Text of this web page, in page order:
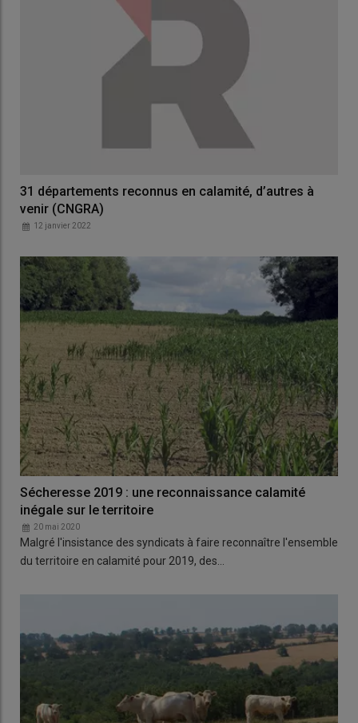
31 départements reconnus en calamité, d’autres à
venir (CNGRA)
12 janvier 2022
Sécheresse 2019 : une reconnaissance calamité
inégale sur le territoire
20 mai 2020
Malgré l'insistance des syndicats à faire reconnaître l'ensemble
du territoire en calamité pour 2019, des…